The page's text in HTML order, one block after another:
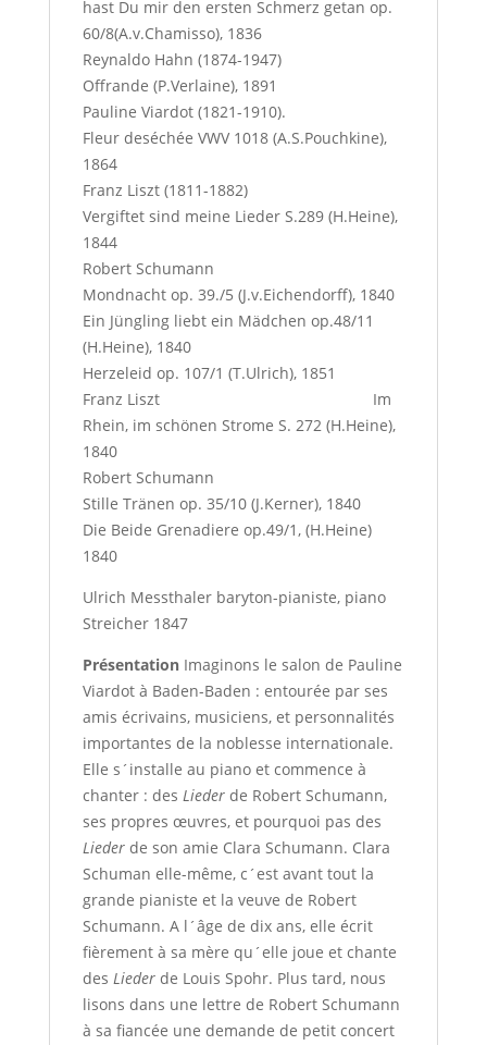
hast Du mir den ersten Schmerz getan op.
60/8(A.v.Chamisso), 1836
Reynaldo Hahn (1874-1947)
Offrande (P.Verlaine), 1891
Pauline Viardot (1821-1910).
Fleur deséchée VWV 1018 (A.S.Pouchkine),
1864
Franz Liszt (1811-1882)
Vergiftet sind meine Lieder S.289 (H.Heine),
1844
Robert Schumann
Mondnacht op. 39./5 (J.v.Eichendorff), 1840
Ein Jüngling liebt ein Mädchen op.48/11
(H.Heine), 1840
Herzeleid op. 107/1 (T.Ulrich), 1851
Franz Liszt Im
Rhein, im schönen Strome S. 272 (H.Heine),
1840
Robert Schumann
Stille Tränen op. 35/10 (J.Kerner), 1840
Die Beide Grenadiere op.49/1, (H.Heine)
1840
Ulrich Messthaler baryton-pianiste, piano
Streicher 1847
Présentation Imaginons le salon de Pauline
Viardot à Baden-Baden : entourée par ses
amis écrivains, musiciens, et personnalités
importantes de la noblesse internationale.
Elle s´installe au piano et commence à
chanter : des Liederde Robert Schumann,
ses propres œuvres, et pourquoi pas des
Liederde son amie Clara Schumann. Clara
Schuman elle-même, c´est avant tout la
grande pianiste et la veuve de Robert
Schumann. A l´âge de dix ans, elle écrit
fièrement à sa mère qu´elle joue et chante
des Lieder de Louis Spohr. Plus tard, nous
lisons dans une lettre de Robert Schumann
à sa fiancée une demande de petit concert